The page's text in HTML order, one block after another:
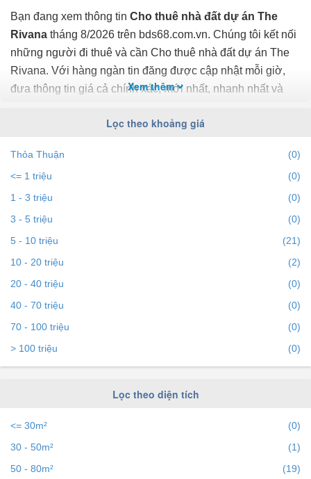
Bạn đang xem thông tin Cho thuê nhà đất dự án The
Rivana tháng 8/2026 trên bds68.com.vn. Chúng tôi kết nối
những người đi thuê và cần Cho thuê nhà đất dự án The
Rivana. Với hàng ngàn tin đăng được cập nhật mỗi giờ,
đưa thông tin giá cả chính xác, mới nhất, nhanh nhất và
Rivana theo địa điểm, giá, diện tích, số phòng ngủ và
hướng để tìm ra BĐS mong muốn. Ngoài ra với tính năng
gợi ý những batdongsan liền kề cùng mức giá giúp bạn dễ
dàng tìm ra chính chủ của BĐS.
nhất và phù hợp với nhu cầu, bạn hãy truy cập vào
bds68.com.vn. Nếu bạn có bất động sản muốn cho thuê,
bạn có thể
trên bds68
để tiếp cận với hàng ngàn người mỗi ngày.
Xem thêm
Lọc theo khoảng giá
Thỏa Thuận
(0)
<= 1 triệu
(0)
1 - 3 triệu
(0)
3 - 5 triệu
(0)
5 - 10 triệu
(21)
10 - 20 triệu
(2)
20 - 40 triệu
(0)
40 - 70 triệu
(0)
70 - 100 triệu
(0)
> 100 triệu
(0)
Lọc theo diện tích
<= 30m²
(0)
30 - 50m²
(1)
50 - 80m²
(19)